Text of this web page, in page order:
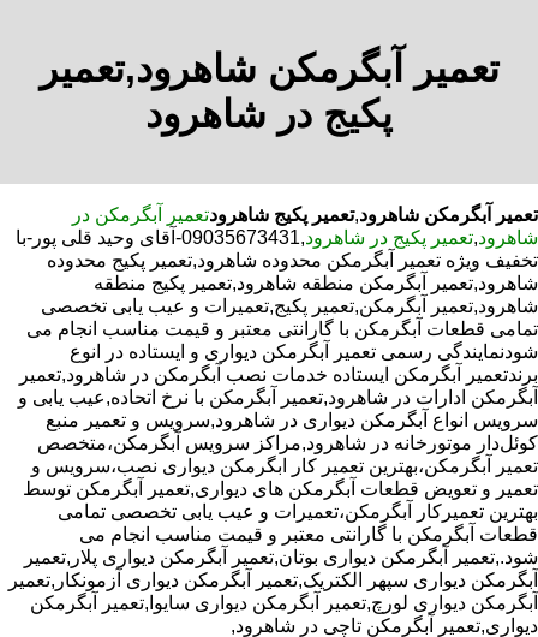
تعمیر آبگرمکن شاهرود,تعمیر
پکیج در شاهرود
تعمیر آبگرمکن شاهرود,تعمیر پکیج شاهرودتعمیر آبگرمکن در
شاهرود,تعمیر پکیج در شاهرود
,09035673431-آقای وحید قلی پور-با
تخفیف ویژه تعمیر آبگرمکن محدوده شاهرود,تعمیر پکیج محدوده
شاهرود,تعمیر آبگرمکن منطقه شاهرود,تعمیر پکیج منطقه
شاهرود,تعمیر آبگرمکن,تعمیر پکیج,تعمیرات و عیب یابی تخصصی
تمامی قطعات آبگرمکن با گارانتی معتبر و قیمت مناسب انجام می
شودنمایندگی رسمی تعمیر آبگرمکن دیواری و ایستاده در انوع
برندتعمیر آبگرمکن ایستاده خدمات نصب آبگرمکن در شاهرود,تعمیر
آبگرمکن ادارات در شاهرود,تعمیر آبگرمکن با نرخ اتحاده,عیب یابی و
سرویس انواع آبگرمکن دیواری در شاهرود,سرویس و تعمیر منبع
کوئل‌دار موتورخانه در شاهرود,مراکز سرویس آبگرمکن،متخصص
تعمیر آبگرمکن،بهترین تعمیر کار ابگرمکن دیواری نصب،سرویس و
تعمیر و تعویض قطعات آبگرمکن های دیواری,تعمیر آبگرمکن توسط
بهترین تعمیرکار آبگرمکن،تعمیرات و عیب یابی تخصصی تمامی
قطعات آبگرمکن با گارانتی معتبر و قیمت مناسب انجام می
شود.,تعمیر آبگرمکن دیواری بوتان,تعمیر آبگرمکن دیواری پلار,تعمیر
آبگرمکن دیواری سپهر الکتریک,تعمیر آبگرمکن دیواری آزمونکار,تعمیر
آبگرمکن دیواری لورچ,تعمیر آبگرمکن دیواری سایوا,تعمیر آبگرمکن
دیواری,تعمیر آبگرمکن تاچی در شاهرود,